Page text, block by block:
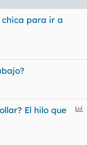
chica para ir a
E
El hilo que